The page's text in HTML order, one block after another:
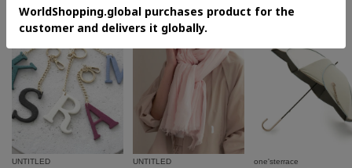
UNTITLED
UNTITLED
one'sterrace